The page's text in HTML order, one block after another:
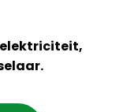
elektriciteit,